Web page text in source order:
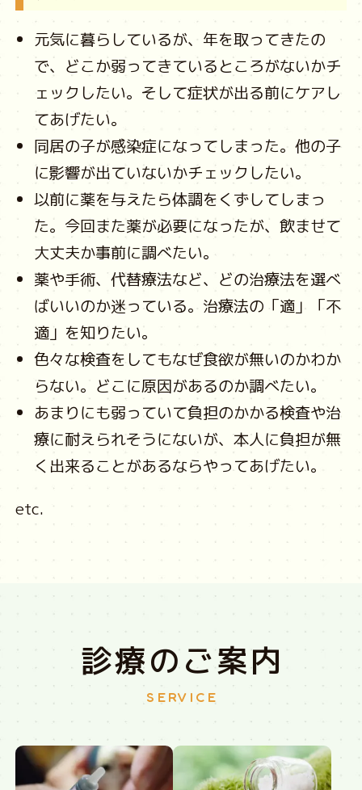
元気に暮らしているが、年を取ってきたの
で、どこか弱ってきているところがないかチ
ェックしたい。そして症状が出る前にケアし
てあげたい。
同居の子が感染症になってしまった。他の子
に影響が出ていないかチェックしたい。
以前に薬を与えたら体調をくずしてしまっ
た。今回また薬が必要になったが、飲ませて
大丈夫か事前に調べたい。
薬や手術、代替療法など、どの治療法を選べ
ばいいのか迷っている。治療法の「適」「不
適」を知りたい。
色々な検査をしてもなぜ食欲が無いのかわか
らない。どこに原因があるのか調べたい。
あまりにも弱っていて負担のかかる検査や治
療に耐えられそうにないが、本人に負担が無
く出来ることがあるならやってあげたい。
etc.
診療のご案内
SERVICE